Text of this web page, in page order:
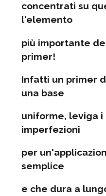
concentrati su
l'elemento
più importante
primer!
Infatti un primer
una base
uniforme, leviga i
imperfezioni
per
semplice
e che dura a